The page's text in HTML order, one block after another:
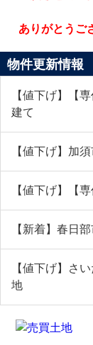
ありがとうご
物件更新情報
【値下げ】【
建て
【値下げ】加
【値下げ】【
【新着】春日
【値下げ】さ
地